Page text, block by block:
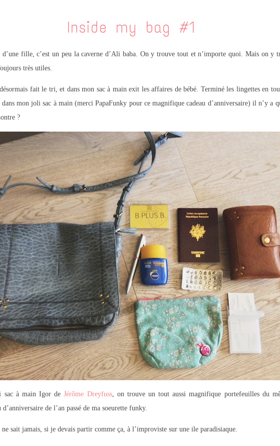
Inside my bag #1
d’une fille, c’est un peu la caverne d’Ali baba. On y trouve tout et n’importe quoi. Mais on y
très utiles.
fait le tri, et dans mon sac à main exit les affaires de bébé. Terminé les lingettes en
mon joli sac à main (merci PapaFunky pour ce magnifique cadeau d’anniversaire) il n’y a
?
sac à main Igor deJérôme Dreyfuss, on trouve un tout aussi magnifique portefeuilles du
de l’an passé de ma soeurette funky.
sait jamais, si je devais partir comme ça, à l’improviste sur une ile paradisiaque.